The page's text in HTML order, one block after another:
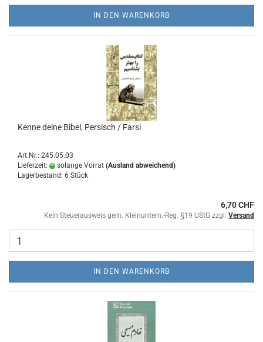
IN DEN WARENKORB
Kenne deine Bibel, Persisch / Farsi
Art.Nr.: 245.05.03
Lieferzeit:
solange Vorrat (Ausland abweichend)
Lagerbestand: 6 Stück
6,70 CHF
Kein Steuerausweis gem. Kleinuntern.-Reg. §19 UStG zzgl. Versand
IN DEN WARENKORB